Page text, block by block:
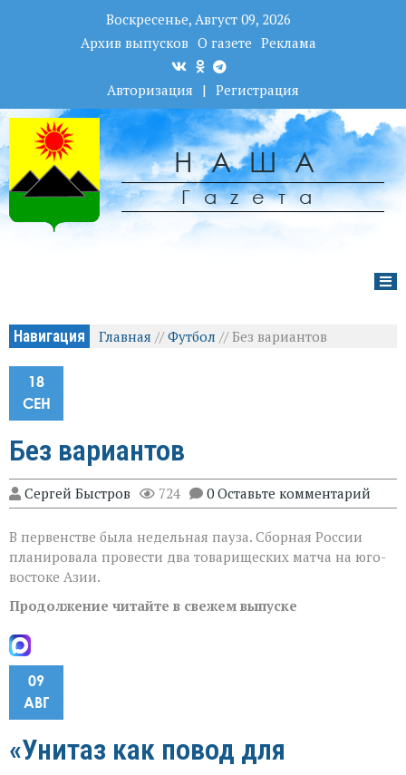
Воскресенье, Август 09, 2026
Архив выпусков О газете Реклама
Авторизация | Регистрация
НАША
Гаzета
Навигация Главная //Футбол //Без вариантов
18
СЕН
Без вариантов
Сергей Быстров 724 0 Оставьте комментарий
В первенстве была недельная пауза. Сборная России
планировала провести два товарищеских матча на юго-
востоке Азии.
Продолжение читайте в свежем выпуске
09
АВГ
«Унитаз как повод для